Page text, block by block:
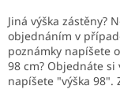
Jiná výška zástěny?
objednáním v
poznámky napíšete
98 cm? Objednáte si
napíšete "výška 98".